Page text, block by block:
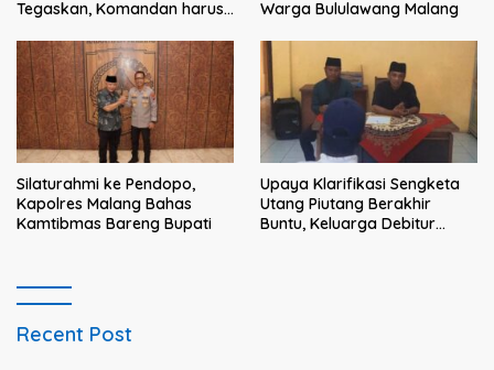
Tegaskan, Komandan harus
dan solusi bagi prajurit
Warga Bululawang Malang
Silaturahmi ke Pendopo,
Kapolres Malang Bahas
Kamtibmas Bareng Bupati
Upaya Klarifikasi Sengketa
Utang Piutang Berakhir
Buntu, Keluarga Debitur
Recent Post